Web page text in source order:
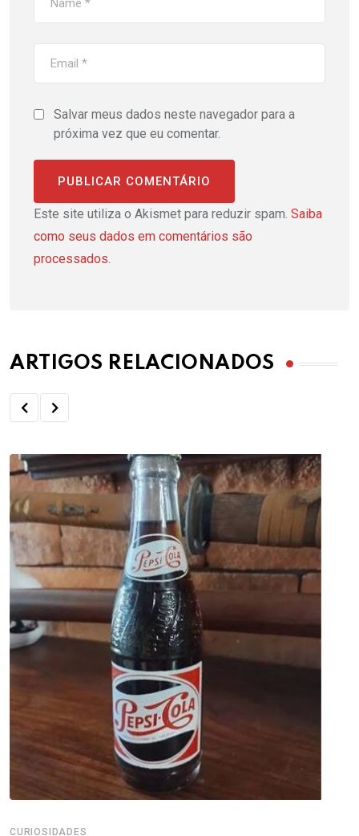
Salvar meus dados neste navegador para a
próxima vez que eu comentar.
Este site utiliza o Akismet para reduzir spam. Saiba
como seus dados em comentários são
processados.
ARTIGOS RELACIONADOS
CURIOSIDADES